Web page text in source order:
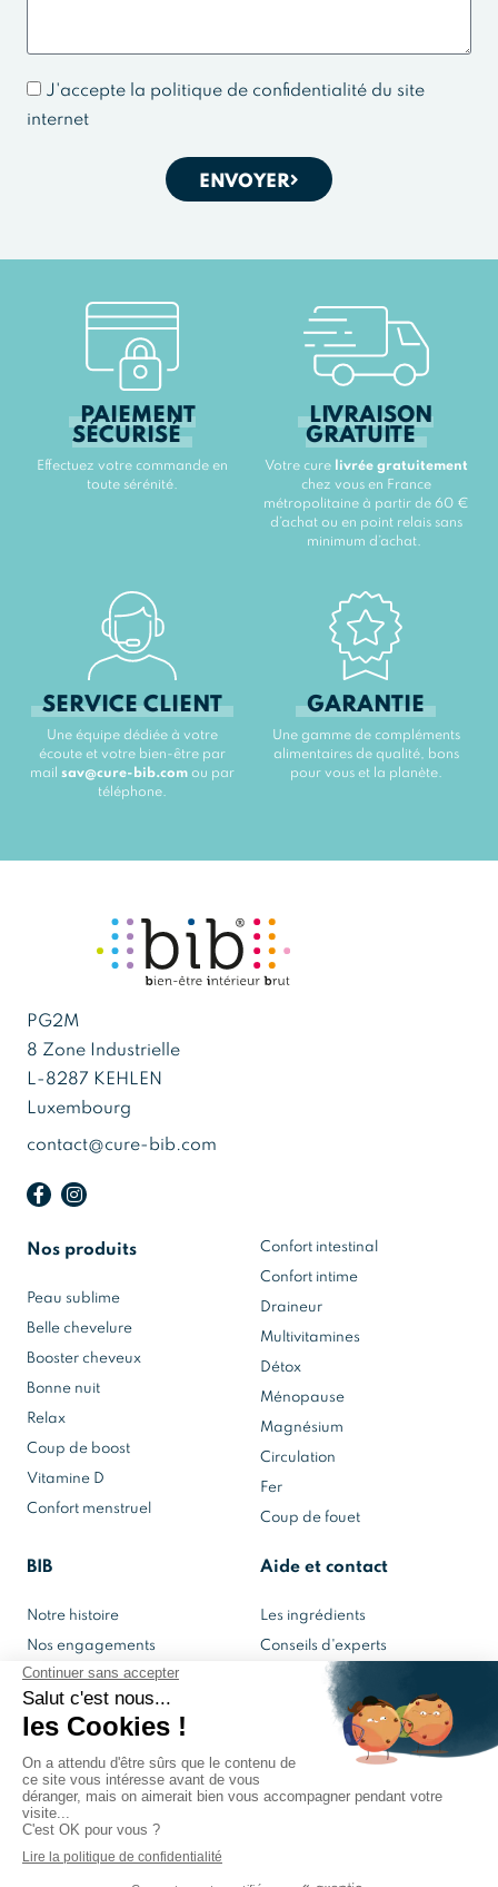
J'accepte la politique de confidentialité du site
internet
ENVOYER
PAIEMENT
SÉCURISÉ
Effectuez votre commande en
toute sérénité.
LIVRAISON
GRATUITE
Votre cure
livrée gratuitement
chez vous en France
métropolitaine à partir de 60 €
d’achat ou en point relais sans
minimum d’achat.
SERVICE CLIENT
Une équipe dédiée à votre
écoute et votre bien-être par
mail sav@cure-bib.com ou par
téléphone.
GARANTIE
Une gamme de compléments
alimentaires de qualité, bons
pour vous et la planète.
PG2M
8 Zone Industrielle
L-8287 KEHLEN
Luxembourg
contact@cure-bib.com
Nos produits
Peau sublime
Belle chevelure
Booster cheveux
Bonne nuit
Relax
Coup de boost
Vitamine D
Confort menstruel
Confort intestinal
Confort intime
Draineur
Multivitamines
Détox
Ménopause
Magnésium
Circulation
Fer
Coup de fouet
BIB
Notre histoire
Nos engagements
Notre laboratoire
Mon espace BIB
Aide et contact
Les ingrédients
Conseils d'experts
Contactez-nous
© 2022 BIB
Mentions Légales–